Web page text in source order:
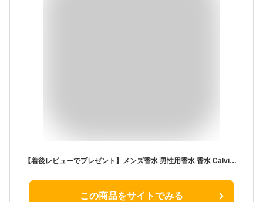
【着後レビューでプレゼント】メンズ香水 男性用香水 香水 Calvin Klein メンズ香水 エタニティ フォーメン 男性 CK ブランド香水 爽やかな香り フレグランス プレゼント 誕生日 クリスマス 人気商品【☆60】【HNB】/カルバンクラインエタニティフォーメン30ml
この商品をサイトでみる